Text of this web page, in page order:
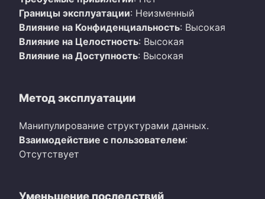
Границы эксплуатации: Неизменный
Влияние на Конфиденциальность: Высокая
Влияние на Целостность: Высокая
Влияние на Доступность: Высокая
Метод эксплуатации
Манипулирование структурами данных.
Взаимодействие с пользователем:
Отсутствует
Уменьшение последствий